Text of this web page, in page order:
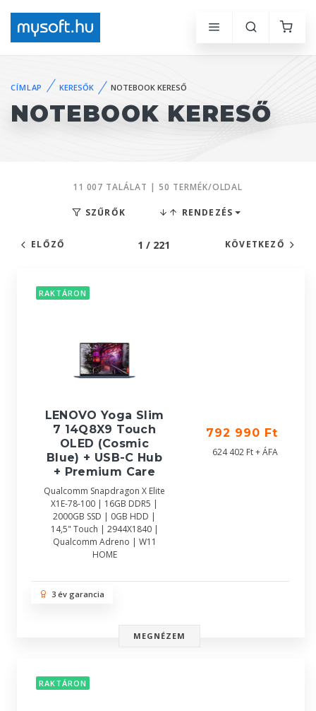
CÍMLAP KERESŐK NOTEBOOK KERESŐ
NOTEBOOK KERESŐ
11 007 TALÁLAT | 50 TERMÉK/OLDAL
SZŰRŐK RENDEZÉS
ELŐZŐ 1 / 221 KÖVETKEZŐ
RAKTÁRON
LENOVO Yoga Slim
7 14Q8X9 Touch
OLED (Cosmic
Blue) + USB-C Hub
+ Premium Care
Qualcomm Snapdragon X Elite
X1E-78-100 | 16GB DDR5 |
2000GB SSD | 0GB HDD |
14,5" Touch | 2944X1840 |
Qualcomm Adreno | W11
HOME
792 990 Ft
624 402 Ft + ÁFA
3 év garancia
MEGNÉZEM
RAKTÁRON